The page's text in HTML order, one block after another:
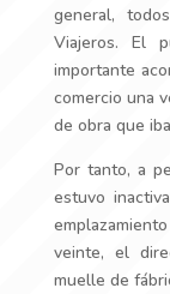
general,
Viajeros. El
importante
comercio una
de obra que
Por tanto, a
estuvo
veinte, el
muelle de